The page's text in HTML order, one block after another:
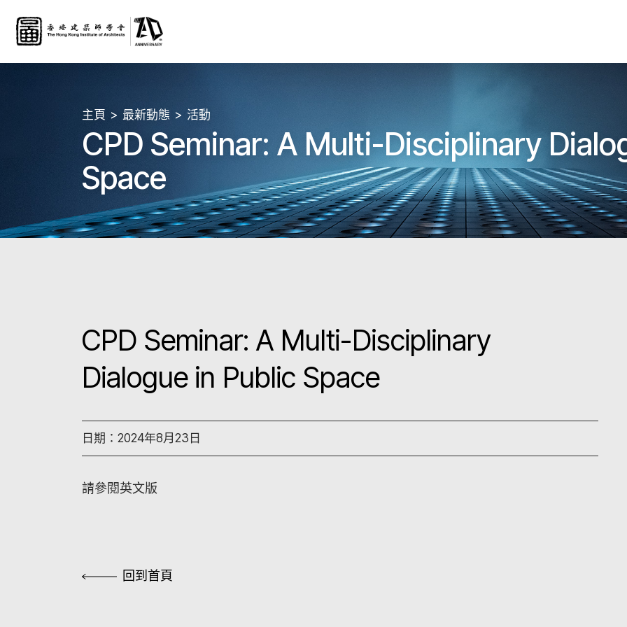
主頁 最新動態 活動
CPD Seminar: A Multi-Disciplinary
Space
CPD Seminar: A Multi-Disciplinary
Dialogue in Public Space
日期：2024年8月23日
請參閱英文版
回到首頁